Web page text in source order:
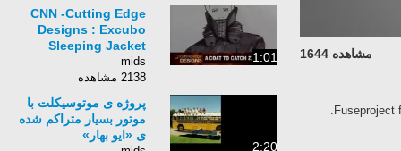
مشاهده 1644
Fuseproject
1:01
CNN -Cutting Edge
Designs : Excubo
Sleeping Jacket
mids
2138 مشاهده
2:20
پروژه ی موتوسیکلت با
موتور بسیار متراکم شده
ی «ایو بهار»